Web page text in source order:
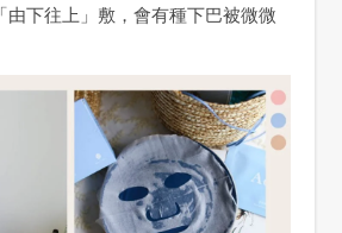
由下往上」敷，會有種下巴被微微